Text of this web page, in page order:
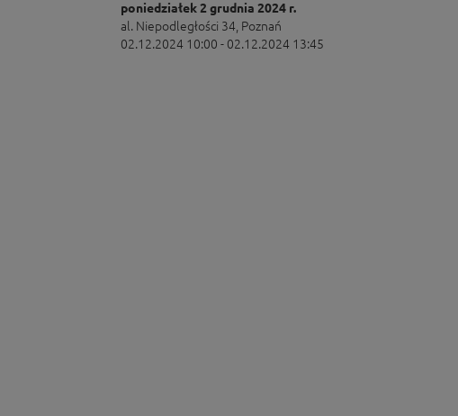
poniedziałek 2 grudnia 2024 r.
al. Niepodległości 34, Poznań
02.12.2024 10:00 - 02.12.2024 13:45